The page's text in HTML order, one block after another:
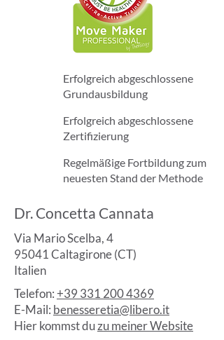
Erfolgreich abgeschlossene
Grundausbildung
Erfolgreich abgeschlossene
Zertifizierung
Regelmäßige Fortbildung zum
neuesten Stand der Methode
Dr. Concetta Cannata
Via Mario Scelba, 4
95041 Caltagirone (CT)
Italien
Telefon:+39 331 200 4369
E-Mail: benesseretia@libero.it
Hier kommst duzu meiner Website